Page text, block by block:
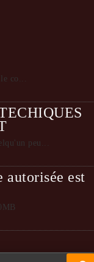
co...
peu...
est